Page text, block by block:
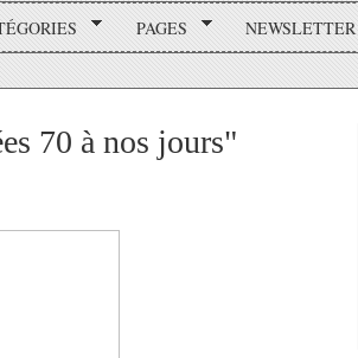
PAGES NEWSLETTER
70 à nos jours"